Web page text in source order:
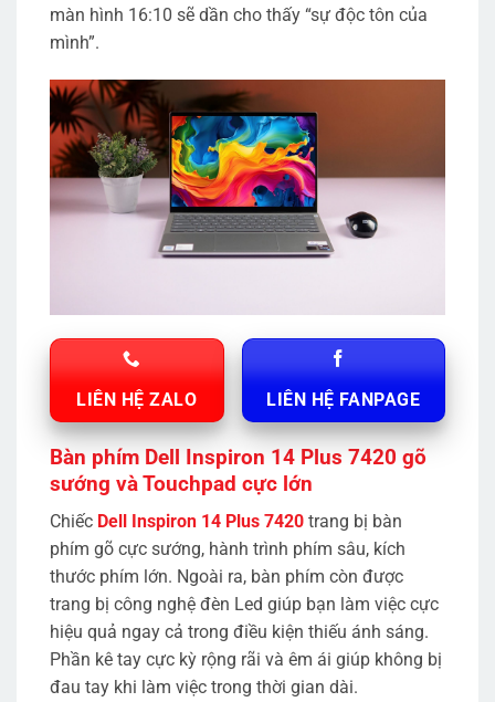
màn hình 16:10 sẽ dần cho thấy “sự độc tôn của
mình”.
LIÊN HỆ ZALO LIÊN HỆ FANPAGE
Bàn phím Dell Inspiron 14 Plus 7420 gõ
sướng và Touchpad cực lớn
Chiếc Dell Inspiron 14 Plus 7420 trang bị bàn
phím gõ cực sướng, hành trình phím sâu, kích
thước phím lớn. Ngoài ra, bàn phím còn được
trang bị công nghệ đèn Led giúp bạn làm việc cực
hiệu quả ngay cả trong điều kiện thiếu ánh sáng.
Phần kê tay cực kỳ rộng rãi và êm ái giúp không bị
đau tay khi làm việc trong thời gian dài.